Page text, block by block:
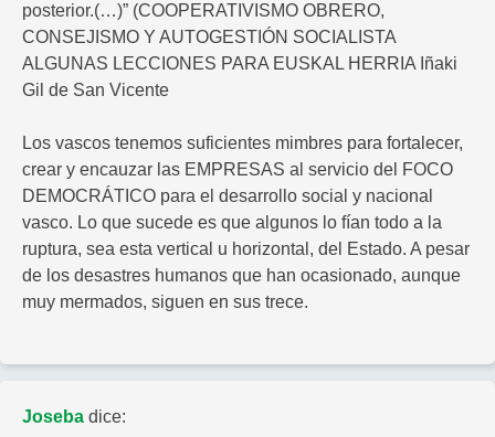
posterior.(…)” (COOPERATIVISMO OBRERO,
CONSEJISMO Y AUTOGESTIÓN SOCIALISTA
ALGUNAS LECCIONES PARA EUSKAL HERRIA Iñaki
Gil de San Vicente
Los vascos tenemos suficientes mimbres para fortalecer,
crear y encauzar las EMPRESAS al servicio del FOCO
DEMOCRÁTICO para el desarrollo social y nacional
vasco. Lo que sucede es que algunos lo fían todo a la
ruptura, sea esta vertical u horizontal, del Estado. A pesar
de los desastres humanos que han ocasionado, aunque
muy mermados, siguen en sus trece.
Joseba dice: